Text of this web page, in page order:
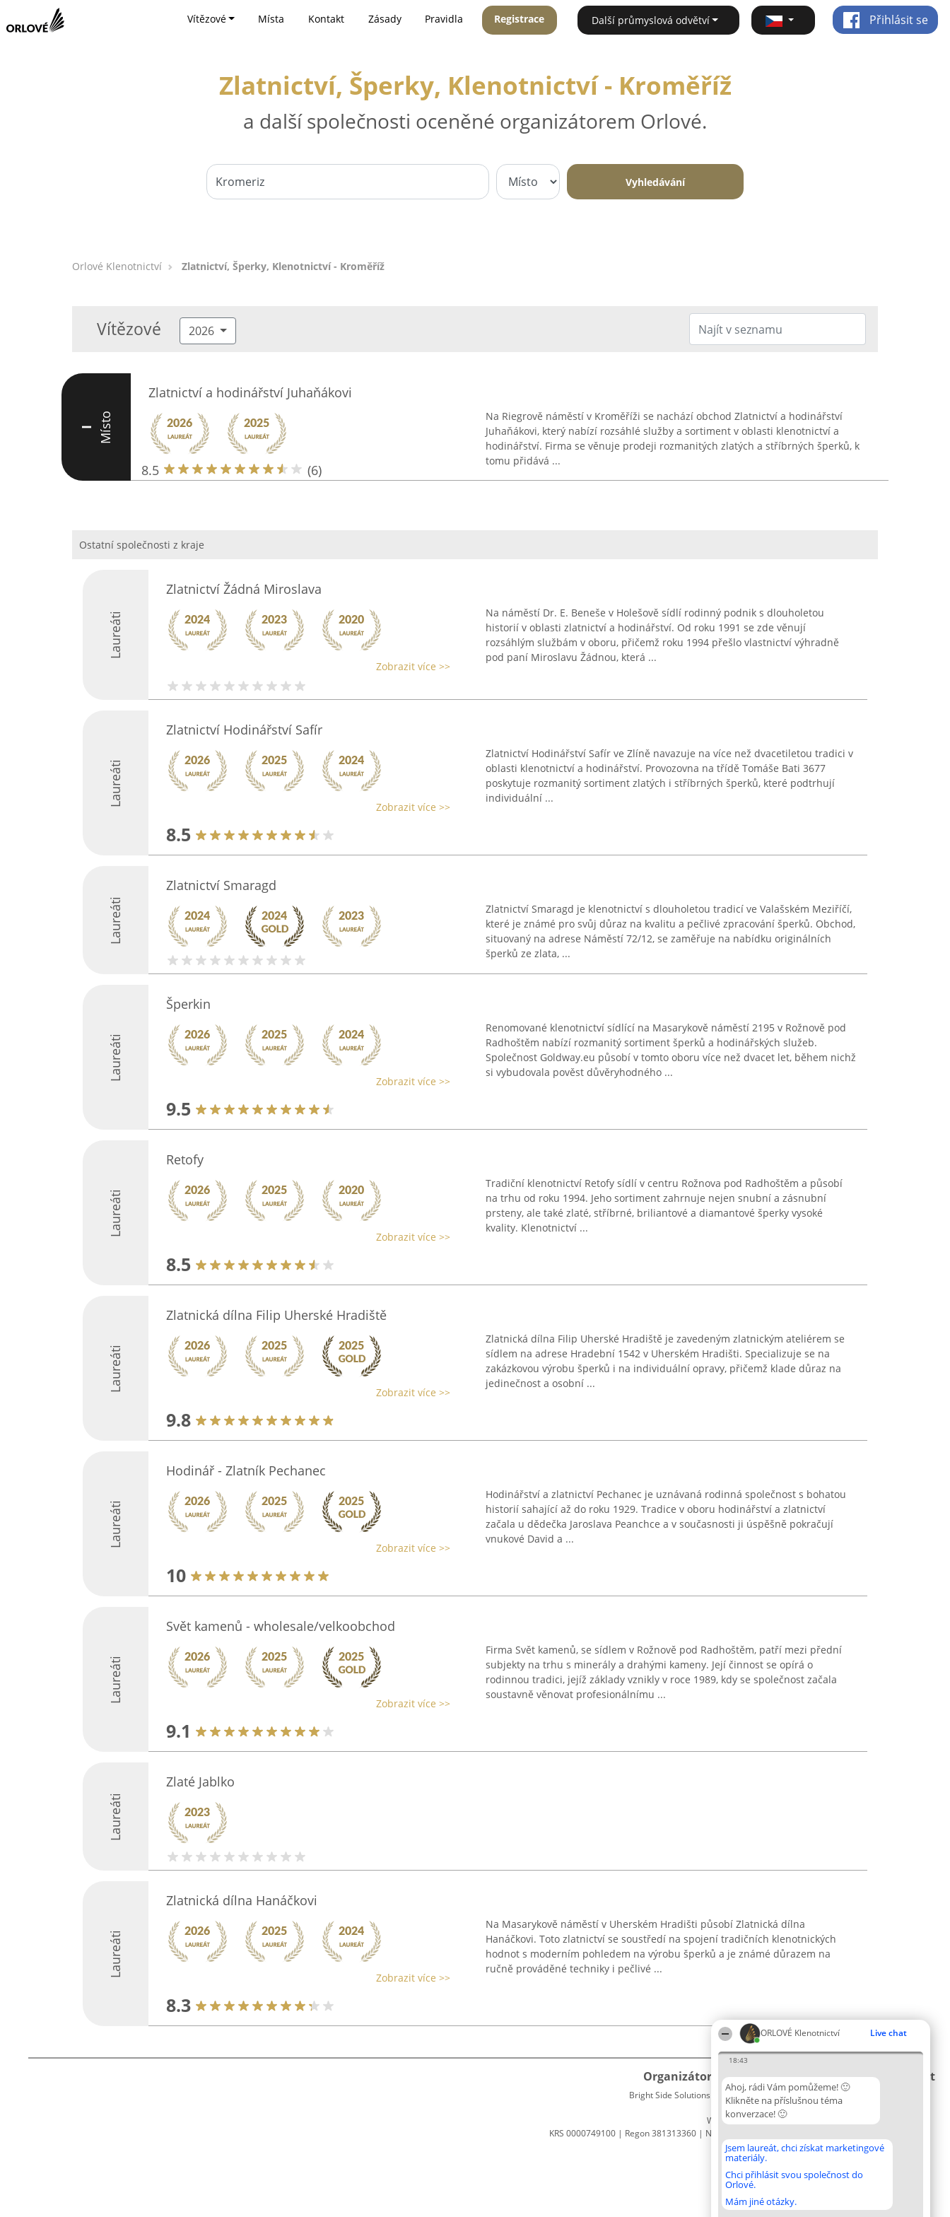
ORLOVÉ Klenotnictví Live chat
18:43
Ahoj, rádi Vám pomůžeme! 🙂
Klikněte na příslušnou téma
konverzace! 🙂
Jsem laureát, chci získat marketingové
materiály.
Chci přihlásit svou společnost do
Orlové.
Mám jiné otázky.
Vítězové Místa Kontakt Zásady Pravidla Registrace Další průmyslová odvětví Přihlásit se
Zlatnictví, Šperky, Klenotnictví - Kroměříž
a další společnosti oceněné organizátorem Orlové.
Vyhledávání
Orlové Klenotnictví Zlatnictví, Šperky, Klenotnictví - Kroměříž
Vítězové 2026
I Místo
Zlatnictví a hodinářství Juhaňákovi
8.5 (6)
Na Riegrově náměstí v Kroměříži se nachází obchod Zlatnictví a hodinářství
Juhaňákovi, který nabízí rozsáhlé služby a sortiment v oblasti klenotnictví a
hodinářství. Firma se věnuje prodeji rozmanitých zlatých a stříbrných šperků, k
tomu přidává ...
Ostatní společnosti z kraje
Laureáti
Zlatnictví Žádná Miroslava
Zobrazit více >>
Na náměstí Dr. E. Beneše v Holešově sídlí rodinný podnik s dlouholetou
historií v oblasti zlatnictví a hodinářství. Od roku 1991 se zde věnují
rozsáhlým službám v oboru, přičemž roku 1994 přešlo vlastnictví výhradně
pod paní Miroslavu Žádnou, která ...
Laureáti
Zlatnictví Hodinářství Safír
Zobrazit více >>
8.5
Zlatnictví Hodinářství Safír ve Zlíně navazuje na více než dvacetiletou tradici v
oblasti klenotnictví a hodinářství. Provozovna na třídě Tomáše Bati 3677
poskytuje rozmanitý sortiment zlatých i stříbrných šperků, které podtrhují
individuální ...
Laureáti
Zlatnictví Smaragd
Zlatnictví Smaragd je klenotnictví s dlouholetou tradicí ve Valašském Meziříčí,
které je známé pro svůj důraz na kvalitu a pečlivé zpracování šperků. Obchod,
situovaný na adrese Náměstí 72/12, se zaměřuje na nabídku originálních
šperků ze zlata, ...
Laureáti
Šperkin
Zobrazit více >>
9.5
Renomované klenotnictví sídlící na Masarykově náměstí 2195 v Rožnově pod
Radhoštěm nabízí rozmanitý sortiment šperků a hodinářských služeb.
Společnost Goldway.eu působí v tomto oboru více než dvacet let, během nichž
si vybudovala pověst důvěryhodného ...
Laureáti
Retofy
Zobrazit více >>
8.5
Tradiční klenotnictví Retofy sídlí v centru Rožnova pod Radhoštěm a působí
na trhu od roku 1994. Jeho sortiment zahrnuje nejen snubní a zásnubní
prsteny, ale také zlaté, stříbrné, briliantové a diamantové šperky vysoké
kvality. Klenotnictví ...
Laureáti
Zlatnická dílna Filip Uherské Hradiště
Zobrazit více >>
9.8
Zlatnická dílna Filip Uherské Hradiště je zavedeným zlatnickým ateliérem se
sídlem na adrese Hradební 1542 v Uherském Hradišti. Specializuje se na
zakázkovou výrobu šperků i na individuální opravy, přičemž klade důraz na
jedinečnost a osobní ...
Laureáti
Hodinář - Zlatník Pechanec
Zobrazit více >>
10
Hodinářství a zlatnictví Pechanec je uznávaná rodinná společnost s bohatou
historií sahající až do roku 1929. Tradice v oboru hodinářství a zlatnictví
začala u dědečka Jaroslava Peanchce a v současnosti ji úspěšně pokračují
vnukové David a ...
Laureáti
Svět kamenů - wholesale/velkoobchod
Zobrazit více >>
9.1
Firma Svět kamenů, se sídlem v Rožnově pod Radhoštěm, patří mezi přední
subjekty na trhu s minerály a drahými kameny. Její činnost se opírá o
rodinnou tradici, jejíž základy vznikly v roce 1989, kdy se společnost začala
soustavně věnovat profesionálnímu ...
Laureáti
Zlaté Jablko
Laureáti
Zlatnická dílna Hanáčkovi
Zobrazit více >>
8.3
Na Masarykově náměstí v Uherském Hradišti působí Zlatnická dílna
Hanáčkovi. Toto zlatnictví se soustředí na spojení tradičních klenotnických
hodnot s moderním pohledem na výrobu šperků a je známé důrazem na
ručně prováděné techniky i pečlivé ...
Organizátor hlasování
Bright Side Solutions sp. z o. o. sp. k.
ul. Ruska 22
Wrocław 50-079
KRS 0000749100 | Regon 381313360 | NIP 8943132676
Plebiscyt
Vítězové
Seznam
Zásady
Zásady
ochrany
údajů
Kontakt